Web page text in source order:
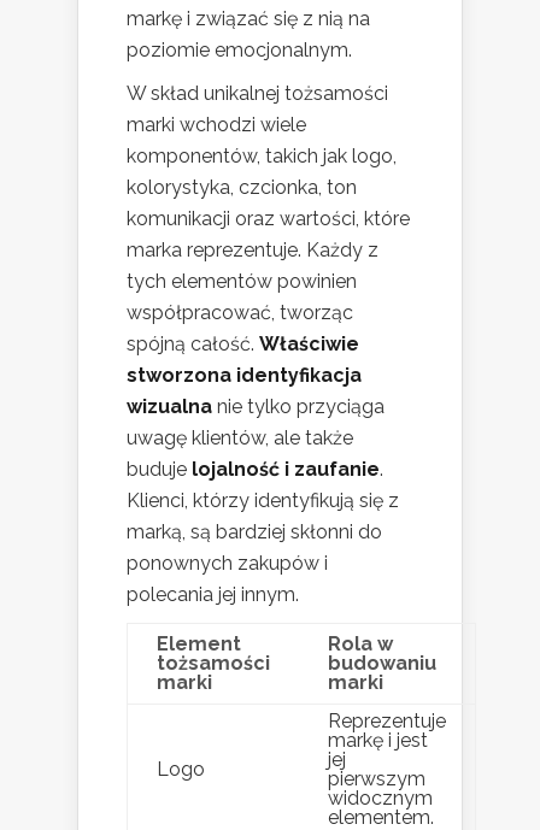
markę i związać się z nią na
poziomie emocjonalnym.
W skład unikalnej tożsamości
marki wchodzi wiele
komponentów, takich jak logo,
kolorystyka, czcionka, ton
komunikacji oraz wartości, które
marka reprezentuje. Każdy z
tych elementów powinien
współpracować, tworząc
spójną całość. Właściwie
stworzona identyfikacja
wizualna nie tylko przyciąga
uwagę klientów, ale także
buduje lojalność i zaufanie.
Klienci, którzy identyfikują się z
marką, są bardziej skłonni do
ponownych zakupów i
polecania jej innym.
Element
tożsamości
marki
Rola w
budowaniu
marki
Logo
Reprezentuje
markę i jest
jej
pierwszym
widocznym
elementem.